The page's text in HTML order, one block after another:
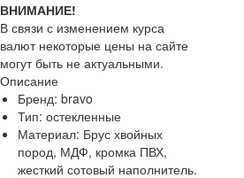
ВНИМАНИЕ!
В связи с изменением курса
валют некоторые цены на сайте
могут быть не актуальными.
Описание
Бренд: bravo
Тип: остекленные
Материал: Брус хвойных
пород, МДФ, кромка ПВХ,
жесткий сотовый наполнитель.